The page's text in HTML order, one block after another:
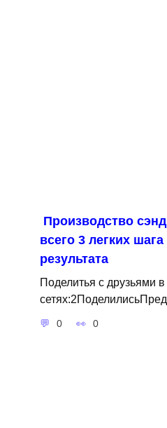
Производство
всего 3 легких
результата
Поделитья с друзьями
0 0